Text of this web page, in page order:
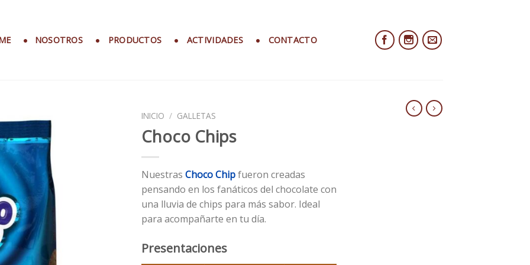
NOSOTROS PRODUCTOS ACTIVIDADES CONTACTO
INICIO / GALLETAS
Choco Chips
Nuestras Choco Chipfueron creadas
pensando en los fanáticos del chocolate con
una lluvia de chips para más sabor. Ideal
para acompañarte en tu día.
Presentaciones